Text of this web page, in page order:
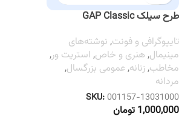
طرح سیلک GAP Classic
تایپوگرافی و فونت, نوشته‌های
مینیمال, هنری و خاص, استریت ور,
مخاطب,زنانه,عمومی بزرگسال,
مردانه
SKU:001157-13031000
1,000,000 تومان